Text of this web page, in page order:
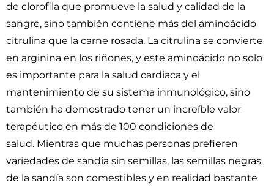
de clorofila que promueve la salud y calidad de la
sangre, sino también contiene más del aminoácido
citrulina que la carne rosada. La citrulina se convierte
en arginina en los riñones, y este aminoácido no solo
es importante para la salud cardiaca y el
mantenimiento de su sistema inmunológico, sino
también ha demostrado tener un increíble valor
terapéutico en más de 100 condiciones de
salud. Mientras que muchas personas prefieren
variedades de sandía sin semillas, las semillas negras
de la sandía son comestibles y en realidad bastante